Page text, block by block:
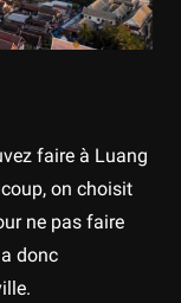
faire à Luang
on choisit
ne pas faire
donc